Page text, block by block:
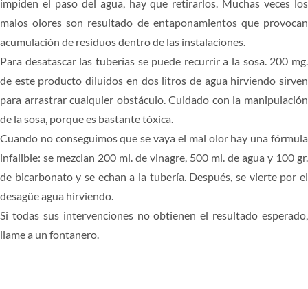
impiden el paso del agua, hay que retirarlos. Muchas veces los
malos olores son resultado de entaponamientos que provocan
acumulación de residuos dentro de las instalaciones.
Para desatascar las tuberías se puede recurrir a la sosa. 200 mg.
de este producto diluidos en dos litros de agua hirviendo sirven
para arrastrar cualquier obstáculo. Cuidado con la manipulación
de la sosa, porque es bastante tóxica.
Cuando no conseguimos que se vaya el mal olor hay una fórmula
infalible: se mezclan 200 ml. de vinagre, 500 ml. de agua y 100 gr.
de bicarbonato y se echan a la tubería. Después, se vierte por el
desagüe agua hirviendo.
Si todas sus intervenciones no obtienen el resultado esperado,
llame a un fontanero.